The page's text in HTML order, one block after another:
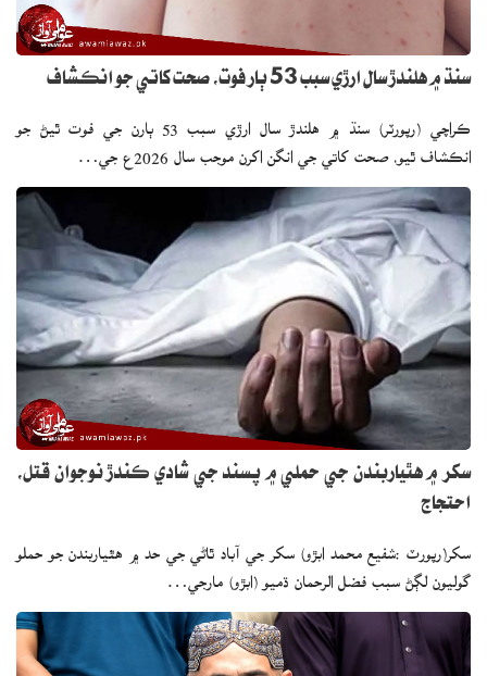
سنڌ ۾ هلندڙ سال ارڙي سبب 53 ٻار فوت، صحت کاتي جو انڪشاف
ڪراچي (رپورٽر) سنڌ ۾ هلندڙ سال ارڙي سبب 53 ٻارن جي فوت ٿيڻ جو
انڪشاف ٿيو، صحت کاتي جي انگن اکرن موجب سال 2026ع جي…
سکر ۾ هٿياربندن جي حملي ۾ پسند جي شادي ڪندڙ نوجوان قتل،
احتجاج
سکر(رپورٽ :شفيع محمد ابڙو) سکر جي آباد ٿاڻي جي حد ۾ هٿياربندن جو حملو
گوليون لڳڻ سبب فضل الرحمان ڌميو (ابڙو) مارجي…